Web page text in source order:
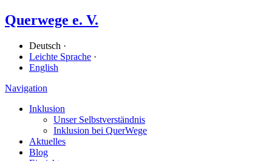
Querwege e. V.
Deutsch ·
Leichte Sprache ·
English
Navigation
Inklusion
Unser Selbstverständnis
Inklusion bei QuerWege
Aktuelles
Blog